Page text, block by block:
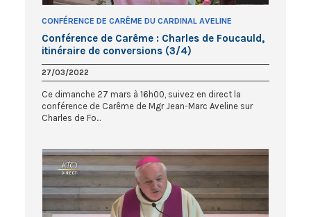
CONFÉRENCE DE CARÊME DU CARDINAL AVELINE
Conférence de Carême : Charles de Foucauld,
itinéraire de conversions (3/4)
27/03/2022
Ce dimanche 27 mars à 16h00, suivez en direct la
conférence de Carême de Mgr Jean-Marc Aveline sur
Charles de Fo...